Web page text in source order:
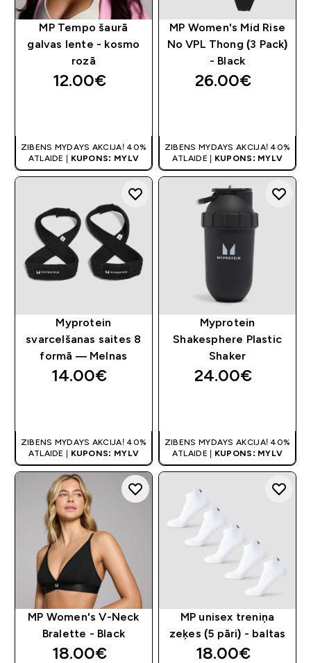
MP Tempo šaurā
galvas lente - kosmo
rozā
12.00€‎
ZIBENS MYDAYS AKCIJA! 40%
ATLAIDE |
KUPONS: MYLV
MP Women's Mid Rise
No VPL Thong (3 Pack)
- Black
26.00€‎
ZIBENS MYDAYS AKCIJA! 40%
ATLAIDE | KUPONS: MYLV
Myprotein
svarcelšanas saites 8
formā — Melnas
14.00€‎
ZIBENS MYDAYS AKCIJA! 40%
ATLAIDE | KUPONS: MYLV
Myprotein
Shakesphere Plastic
Shaker
24.00€‎
ZIBENS MYDAYS AKCIJA! 40%
ATLAIDE | KUPONS: MYLV
MP Women's V-Neck
Bralette - Black
18.00€‎
MP unisex treniņa
zeķes (5 pāri) - baltas
18.00€‎